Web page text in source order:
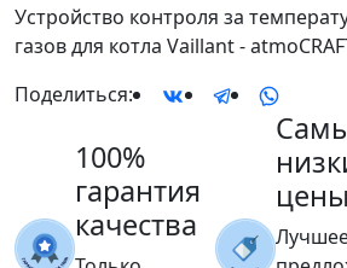
Устройство контроля за
газов для котла Vaillant -
Поделиться:
100%
гарантия
качества
цены